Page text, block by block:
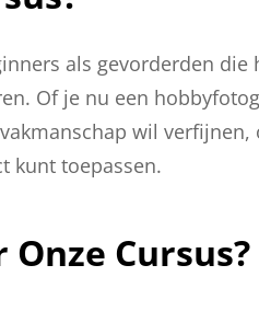
als gevorderden
Of je nu een
wil
kunt toepassen.
Cursus?